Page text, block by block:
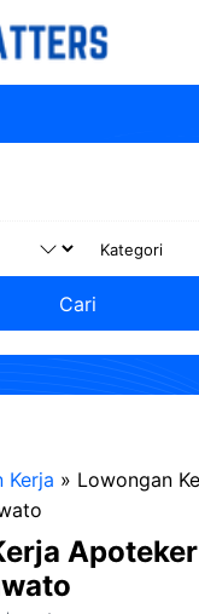
Cari
Kerja » Lowongan